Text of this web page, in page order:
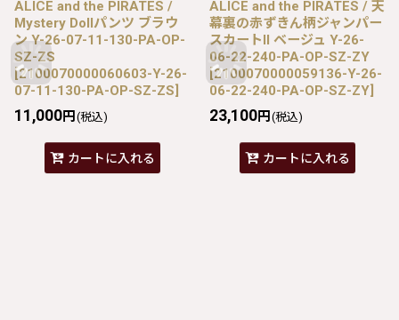
ALICE and the PIRATES /
Mystery Dollパンツ ブラウ
ン Y-26-07-11-130-PA-OP-
SZ-ZS
[2100070000060603-Y-26-
07-11-130-PA-OP-SZ-ZS]
11,000円 (税込)
カートに入れる
ALICE and the PIRATES / 天
幕裏の赤ずきん柄ジャンパー
スカートII ベージュ Y-26-
06-22-240-PA-OP-SZ-ZY
[2100070000059136-Y-26-
06-22-240-PA-OP-SZ-ZY]
23,100円 (税込)
カートに入れる